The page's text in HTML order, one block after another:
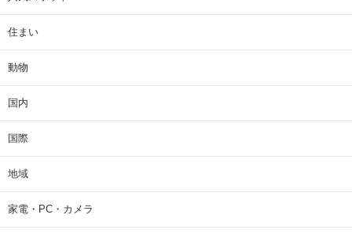
住まい
動物
国内
国際
地域
家電・PC・カメラ